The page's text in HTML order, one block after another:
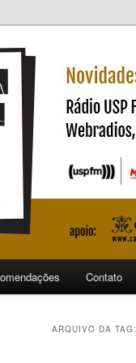
Contato
ARQUIVO DA TAG: